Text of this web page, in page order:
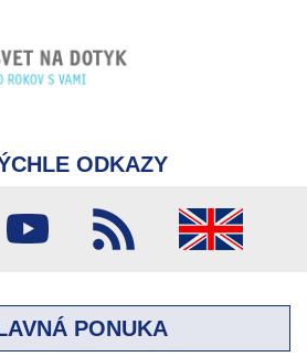
ODKAZY
PONUKA